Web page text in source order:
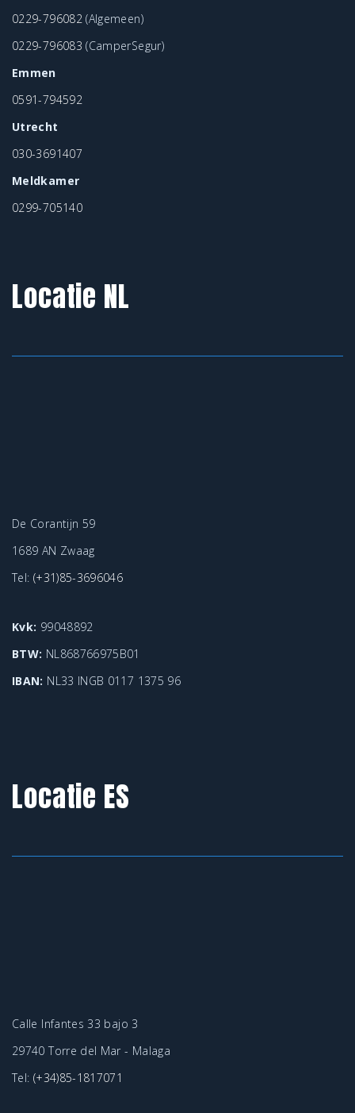
0229-796082 (Algemeen)
0229-796083 (CamperSegur)
Emmen
0591-794592
Utrecht
030-3691407
Meldkamer
0299-705140
Locatie NL
De Corantijn 59
1689 AN Zwaag
Tel: (+31)85-3696046
Kvk: 99048892
BTW: NL868766975B01
IBAN: NL33 INGB 0117 1375 96
Locatie ES
Calle Infantes 33 bajo 3
29740 Torre del Mar - Malaga
Tel: (+34)85-1817071